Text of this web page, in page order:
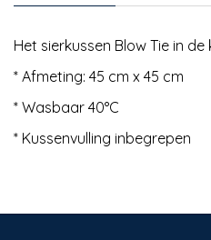
Het sierkussen Blow Tie in
* Afmeting: 45 cm x 45 cm
* Wasbaar 40°C
* Kussenvulling inbegrepen